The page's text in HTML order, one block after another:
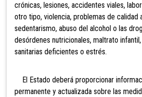
crónicas, lesiones, accidentes viales,
otro tipo, violencia, problemas de calidad
sedentarismo, abuso del alcohol o las
desórdenes nutricionales, maltrato
sanitarias deficientes o estrés.
El Estado deberá proporcionar
permanente y actualizada sobre las